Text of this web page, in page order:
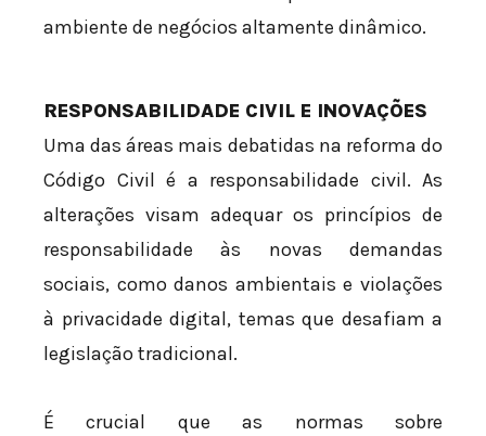
ambiente de negócios altamente dinâmico.
RESPONSABILIDADE CIVIL E INOVAÇÕES
Uma das áreas mais debatidas na reforma do
Código Civil é a responsabilidade civil. As
alterações visam adequar os princípios de
responsabilidade às novas demandas
sociais, como danos ambientais e violações
à privacidade digital, temas que desafiam a
legislação tradicional.
É crucial que as normas sobre